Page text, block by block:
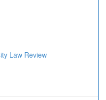
Law Review